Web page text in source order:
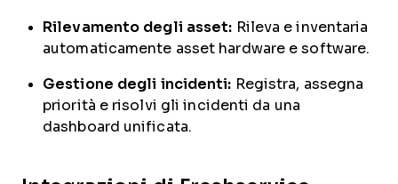
Rilevamento degli asset: Rileva e inventaria
automaticamente asset hardware e software.
Gestione degli incidenti: Registra, assegna
priorità e risolvi gli incidenti da una
dashboard unificata.